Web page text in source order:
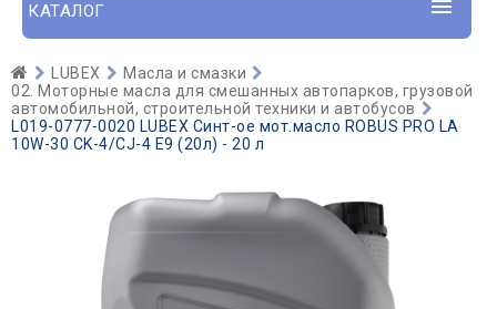
КАТАЛОГ
LUBEX
Масла и смазки
02. Моторные масла для смешанных автопарков, грузовой
автомобильной, строительной техники и автобусов
L019-0777-0020 LUBEX Синт-ое мот.масло ROBUS PRO LA
10W-30 CK-4/CJ-4 E9 (20л) - 20 л